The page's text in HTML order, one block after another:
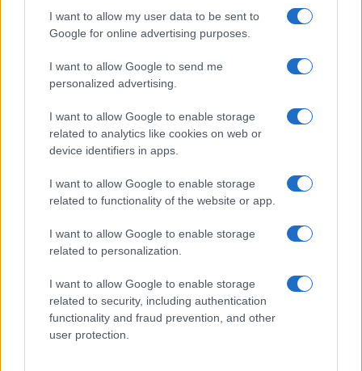
I want to allow my user data to be sent to
Google for online advertising purposes.
I want to allow Google to send me
personalized advertising.
I want to allow Google to enable storage
related to analytics like cookies on web or
device identifiers in apps.
I want to allow Google to enable storage
related to functionality of the website or app.
I want to allow Google to enable storage
related to personalization.
I want to allow Google to enable storage
related to security, including authentication
functionality and fraud prevention, and other
user protection.
Disabilità e Accessibilità: La Controversia sulle Tariffe
Camilla Fiore · 5 Ago 2026
CHI SI FA CHI